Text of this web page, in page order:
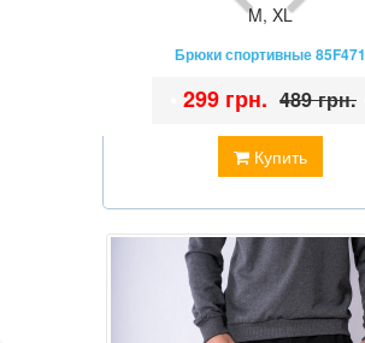
M, XL
Брюки спортивные 85F471
Купить
299 грн. 489 грн.